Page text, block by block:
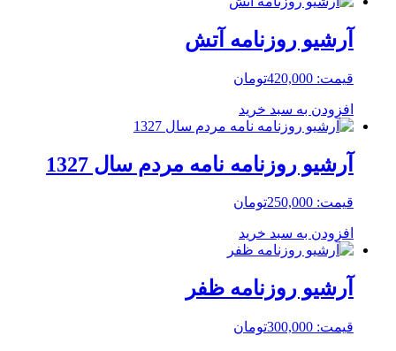
آرشیو روزنامه آتش
قیمت: 420,000تومان
افزودن به سبد خرید
آرشیو روزنامه نامه مردم سال 1327
قیمت: 250,000تومان
افزودن به سبد خرید
آرشیو روزنامه ظفر
قیمت: 300,000تومان